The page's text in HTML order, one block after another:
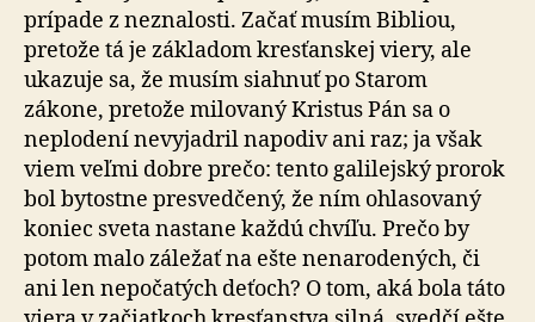
prípade z neznalosti. Začať musím Bibliou,
pretože tá je základom kresťanskej viery, ale
ukazuje sa, že musím siahnuť po Starom
zákone, pretože milovaný Kristus Pán sa o
neplodení nevyjadril napodiv ani raz; ja však
viem veľmi dobre prečo: tento galilejský prorok
bol bytostne presvedčený, že ním ohlasovaný
koniec sveta nastane každú chvíľu. Prečo by
potom malo záležať na ešte nenarodených, či
ani len nepočatých deťoch? O tom, aká bola táto